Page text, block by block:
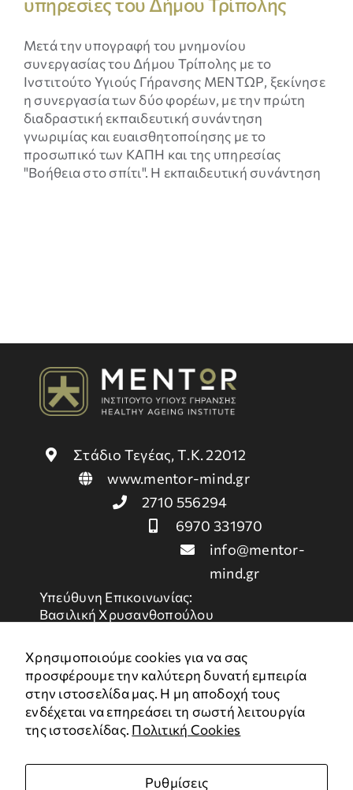
Μετά την υπογραφή του μνημονίου
συνεργασίας του Δήμου Τρίπολης με το
Ινστιτούτο Υγιούς Γήρανσης ΜΕΝΤΩΡ, ξεκίνησε
η συνεργασία των δύο φορέων, με την πρώτη
διαδραστική εκπαιδευτική συνάντηση
γνωριμίας και ευαισθητοποίησης με το
προσωπικό των ΚΑΠΗ και της υπηρεσίας
"Βοήθεια στο σπίτι". Η εκπαιδευτική συνάντηση
Στάδιο Τεγέας, Τ.Κ. 22012
www.mentor-mind.gr
2710 556294
6970 331970
info@mentor-
mind.gr
Υπεύθυνη Επικοινωνίας:
Βασιλική Χρυσανθοπούλου
Χρήσιμοι Σύνδεσμοι
Πολιτική Απορρήτου
Όροι Χρήσης
Cookies
Χρησιμοποιούμε cookies για να σας
προσφέρουμε την καλύτερη δυνατή εμπειρία
στην ιστοσελίδα μας. Η μη αποδοχή τους
ενδέχεται να επηρεάσει τη σωστή λειτουργία
της ιστοσελίδας. Πολιτική Cookies
Ρυθμίσεις